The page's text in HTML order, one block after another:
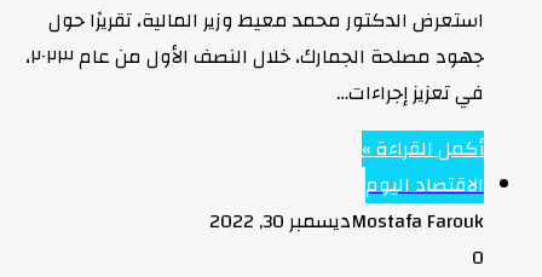
استعرض الدكتور محمد معيط وزير المالية، تقريرًا حول
جهود مصلحة الجمارك، خلال النصف الأول من عام ٢٠٢٣،
في تعزيز إجراءات…
أكمل القراءة »
الاقتصاد اليوم
Mostafa Faroukديسمبر 30, 2022
0